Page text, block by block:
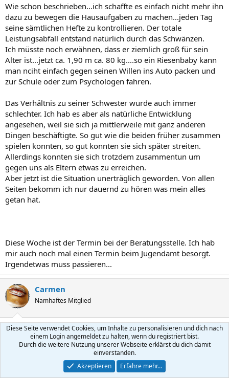
Wie schon beschrieben...ich schaffte es einfach nicht mehr ihn
dazu zu bewegen die Hausaufgaben zu machen...jeden Tag
seine sämtlichen Hefte zu kontrollieren. Der totale
Leistungsabfall entstand natürlich durch das Schwänzen.
Ich müsste noch erwähnen, dass er ziemlich groß für sein
Alter ist...jetzt ca. 1,90 m ca. 80 kg....so ein Riesenbaby kann
man nciht einfach gegen seinen Willen ins Auto packen und
zur Schule oder zum Psychologen fahren.
Das Verhältnis zu seiner Schwester wurde auch immer
schlechter. Ich hab es aber als natürliche Entwicklung
angesehen, weil sie sich ja mittlerweile mit ganz anderen
Dingen beschäftigte. So gut wie die beiden früher zusammen
spielen konnten, so gut konnten sie sich später streiten.
Allerdings konnten sie sich trotzdem zusammentun um
gegen uns als Eltern etwas zu erreichen.
Aber jetzt ist die Situation unerträglich geworden. Von allen
Seiten bekomm ich nur dauernd zu hören was mein alles
getan hat.
Diese Woche ist der Termin bei der Beratungsstelle. Ich hab
mir auch noch mal einen Termin beim Jugendamt besorgt.
Irgendetwas muss passieren...
Carmen
Namhaftes Mitglied
2 Dezember 2003 #12
Hallo Hopeless...
ich muß Dich jetzt einfach mal loben! Ich finde es schön, daß
Du alles versuchst, um ihm zu helfen, obwohl das sicher alles
Diese Seite verwendet Cookies, um Inhalte zu personalisieren und dich nach
einem Login angemeldet zu halten, wenn du registriert bist.
Durch die weitere Nutzung unserer Webseite erklärst du dich damit
einverstanden.
Akzeptieren
Erfahre mehr…